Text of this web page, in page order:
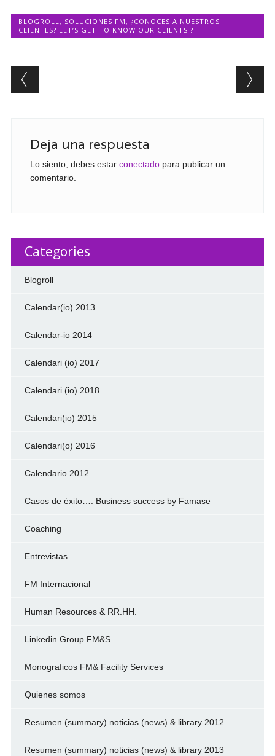
BLOGROLL, SOLUCIONES FM, ¿CONOCES A NUESTROS
CLIENTES? LET’S GET TO KNOW OUR CLIENTS ?
Post navigation
Deja una respuesta
Lo siento, debes estar conectadopara publicar un
comentario.
Categories
Blogroll
Calendar(io) 2013
Calendar-io 2014
Calendari (io) 2017
Calendari (io) 2018
Calendari(io) 2015
Calendari(o) 2016
Calendario 2012
Casos de éxito…. Business success by Famase
Coaching
Entrevistas
FM Internacional
Human Resources & RR.HH.
Linkedin Group FM&S
Monograficos FM& Facility Services
Quienes somos
Resumen (summary) noticias (news) & library 2012
Resumen (summary) noticias (news) & library 2013